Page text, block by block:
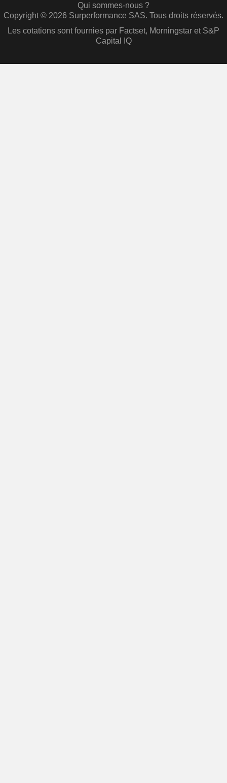
Qui sommes-nous ?
Copyright © 2026 Surperformance SAS. Tous droits réservés.
Les cotations sont fournies par Factset, Morningstar et S&P
Capital IQ